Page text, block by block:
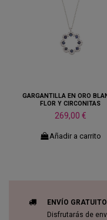
GARGANTILLA EN ORO
FLOR Y CIRCONITAS
269,00 €
Añadir a carrito
ENVÍO GRATUITO
Disfrutarás de